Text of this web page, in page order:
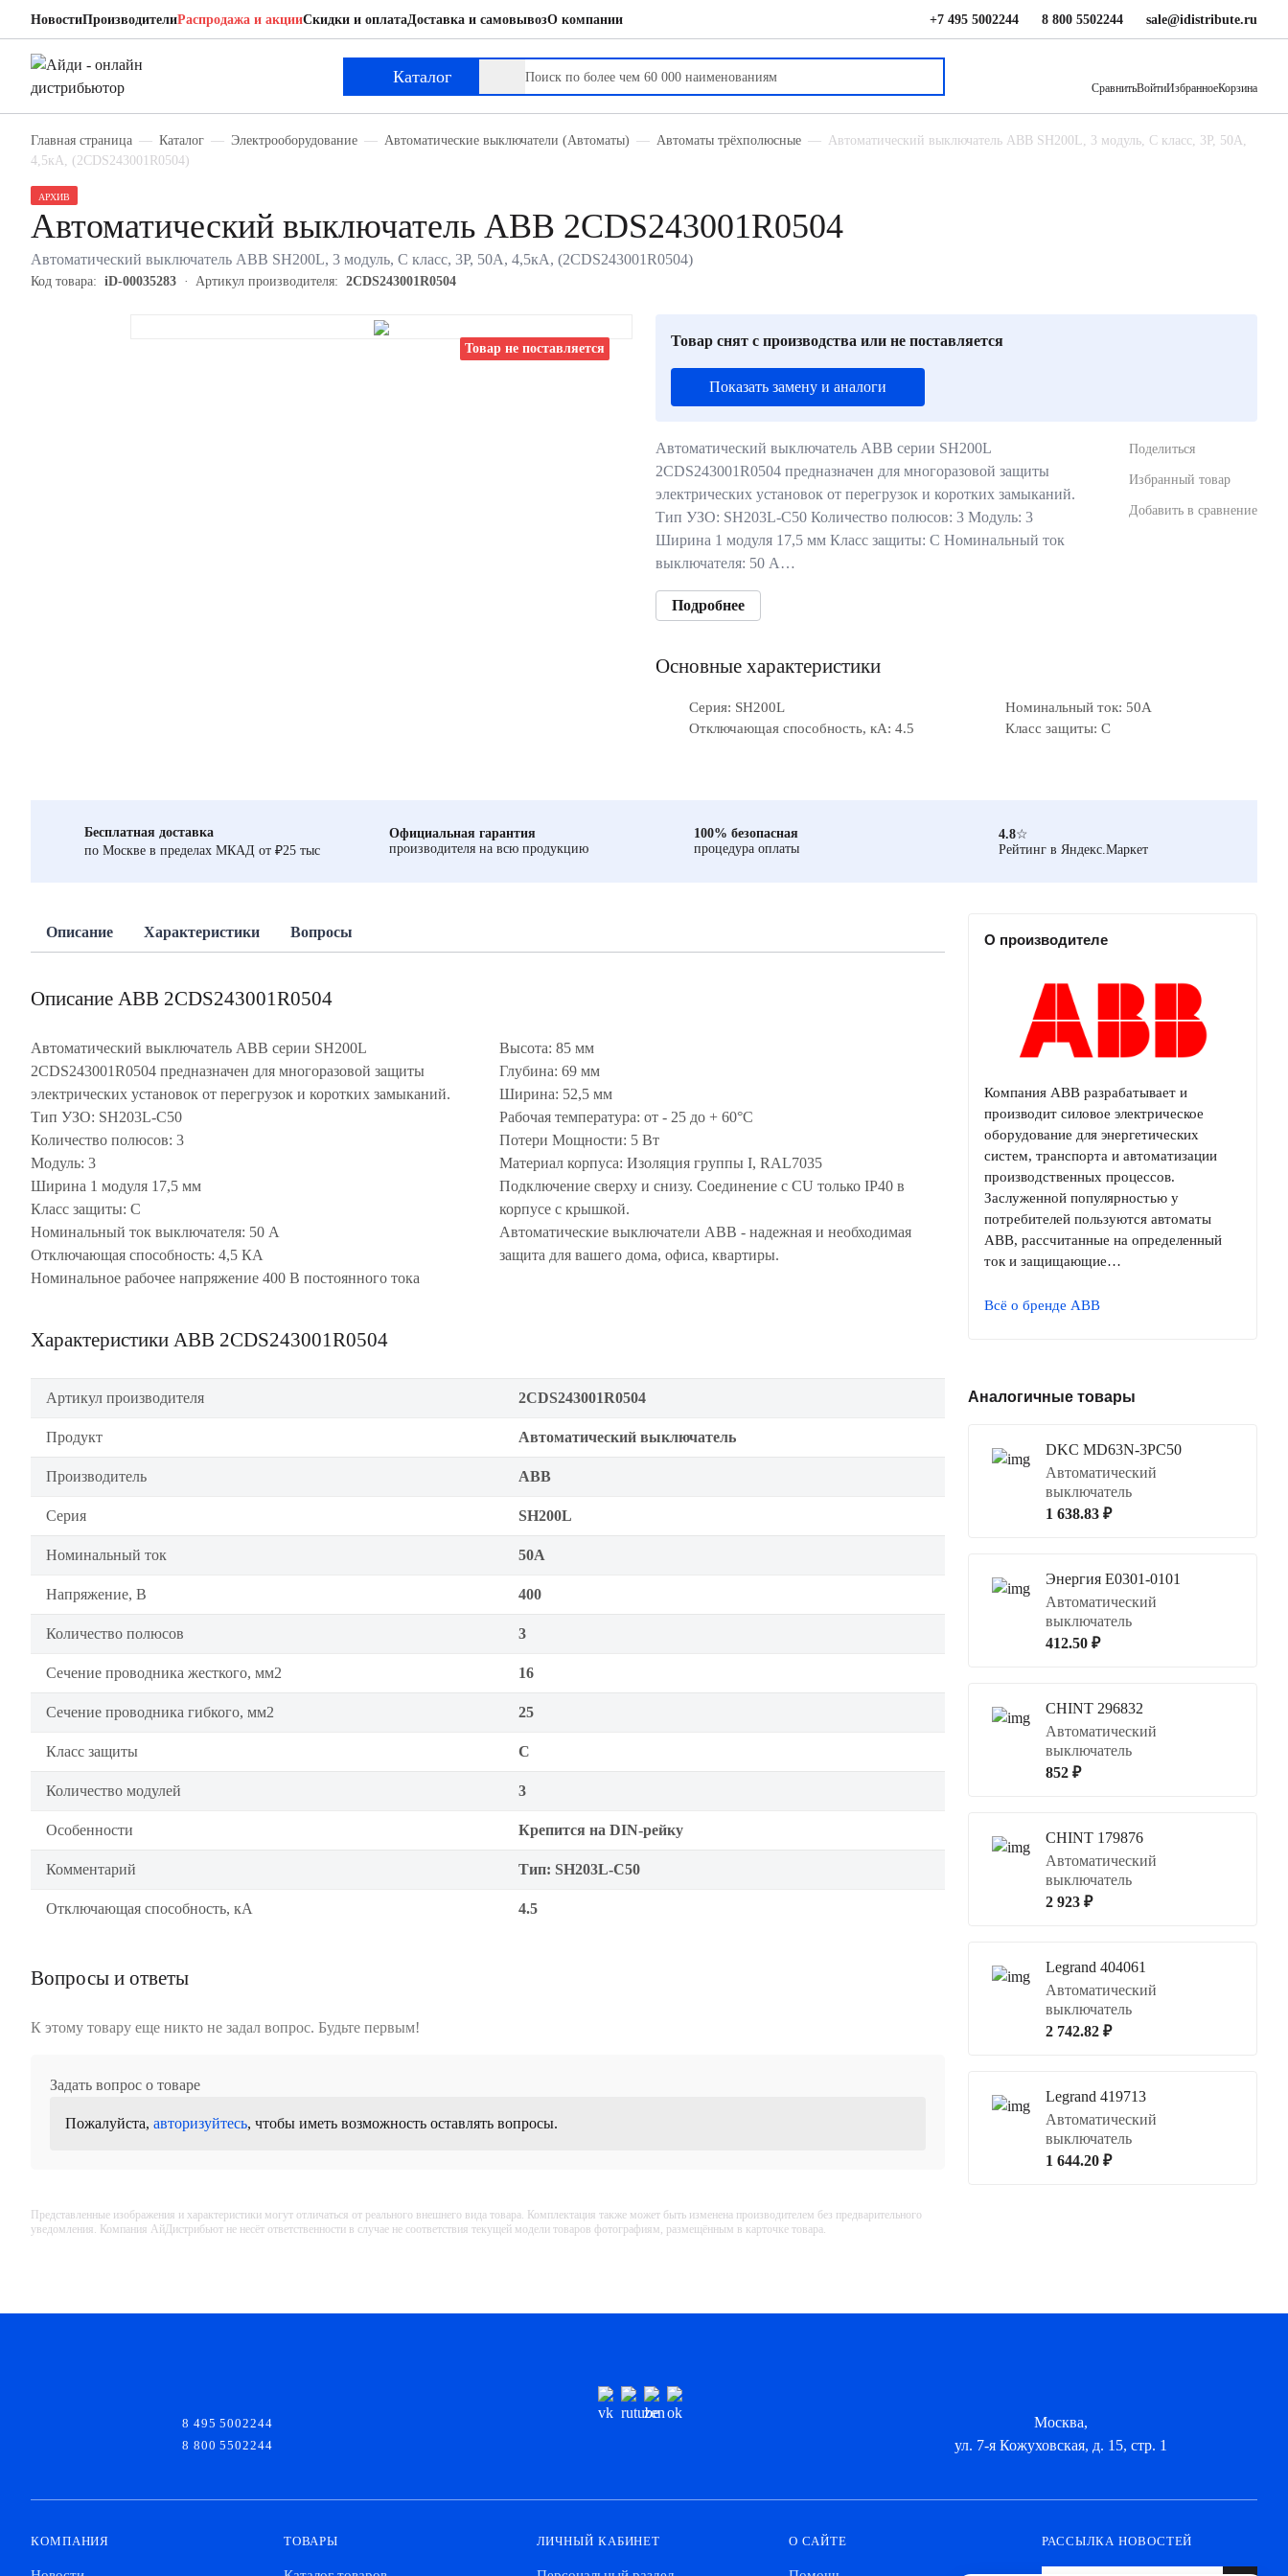
НовостиПроизводителиРаспродажа и акцииСкидки и оплатаДоставка и самовывозО компании +7 495 5002244 8 800 5502244 sale@idistribute.ru
Каталог
СравнитьВойтиИзбранноеКорзина
Главная страница Каталог Электрооборудование Автоматические выключатели (Автоматы) Автоматы трёхполюсные
Автоматический выключатель ABB SH200L, 3 модуль, C класс, 3P, 50А,
4,5кА, (2CDS243001R0504)
Товар не поставляется
АРХИВ
Автоматический выключатель ABB 2CDS243001R0504
Автоматический выключатель ABB SH200L, 3 модуль, C класс, 3P, 50А, 4,5кА, (2CDS243001R0504)
Код товара: iD-00035283 Артикул производителя: 2CDS243001R0504
Товар снят с производства или не поставляется
Показать замену и аналоги
Автоматический выключатель ABB серии SH200L
2CDS243001R0504 предназначен для многоразовой защиты
электрических установок от перегрузок и коротких замыканий.
Тип УЗО: SH203L-C50 Количество полюсов: 3 Модуль: 3
Ширина 1 модуля 17,5 мм Класс защиты: C Номинальный ток
выключателя: 50 А…
Подробнее
Поделиться
Избранный товар
Добавить в сравнение
Основные характеристики
Серия: SH200L
Номинальный ток: 50А
Отключающая способность, кА: 4.5
Класс защиты: C
Бесплатная доставка
по Москве в пределах МКАД от ₽25 тыс
Официальная гарантия
производителя на всю продукцию
100% безопасная
процедура оплаты
4.8☆
Рейтинг в Яндекс.Маркет
Описание Характеристики Вопросы
Описание ABB 2CDS243001R0504
Автоматический выключатель ABB серии SH200L
2CDS243001R0504 предназначен для многоразовой защиты
электрических установок от перегрузок и коротких замыканий.
Тип УЗО: SH203L-C50
Количество полюсов: 3
Модуль: 3
Ширина 1 модуля 17,5 мм
Класс защиты: C
Номинальный ток выключателя: 50 А
Отключающая способность: 4,5 КА
Номинальное рабочее напряжение 400 В постоянного тока
Высота: 85 мм
Глубина: 69 мм
Ширина: 52,5 мм
Рабочая температура: от - 25 до + 60°С
Потери Мощности: 5 Вт
Материал корпуса: Изоляция группы I, RAL7035
Подключение сверху и снизу. Соединение с CU только IP40 в
корпусе с крышкой.
Автоматические выключатели ABB - надежная и необходимая
защита для вашего дома, офиса, квартиры.
Характеристики ABB 2CDS243001R0504
Артикул производителя 2CDS243001R0504
Продукт Автоматический выключатель
Производитель ABB
Серия SH200L
Номинальный ток 50А
Напряжение, В 400
Количество полюсов 3
Сечение проводника жесткого, мм2 16
Сечение проводника гибкого, мм2 25
Класс защиты C
Количество модулей 3
Особенности Крепится на DIN-рейку
Комментарий Тип: SH203L-C50
Отключающая способность, кА 4.5
Вопросы и ответы
К этому товару еще никто не задал вопрос. Будьте первым!
Задать вопрос о товаре
Пожалуйста, авторизуйтесь, чтобы иметь возможность оставлять вопросы.
Представленные изображения и характеристики могут отличаться от реального внешнего вида товара. Комплектация также может быть изменена производителем без предварительного
уведомления. Компания АйДистрибьют не несёт ответственности в случае не соответствия текущей модели товаров фотографиям, размещённым в карточке товара.
О производителе
Компания ABB разрабатывает и
производит силовое электрическое
оборудование для энергетических
систем, транспорта и автоматизации
производственных процессов.
Заслуженной популярностью у
потребителей пользуются автоматы
ABB, рассчитанные на определенный
ток и защищающие…
Всё о бренде ABB
Аналогичные товары
DKC MD63N-3PC50
Автоматический
выключатель
1 638.83 ₽
Энергия Е0301-0101
Автоматический
выключатель
412.50 ₽
CHINT 296832
Автоматический
выключатель
852 ₽
CHINT 179876
Автоматический
выключатель
2 923 ₽
Legrand 404061
Автоматический
выключатель
2 742.82 ₽
Legrand 419713
Автоматический
выключатель
1 644.20 ₽
ABB 2CDS243001R0504
Автоматический выключатель
8 495 5002244
8 800 5502244
Москва,
ул. 7-я Кожуховская, д. 15, стр. 1
КОМПАНИЯ ТОВАРЫ ЛИЧНЫЙ КАБИНЕТ О САЙТЕ РАССЫЛКА НОВОСТЕЙ